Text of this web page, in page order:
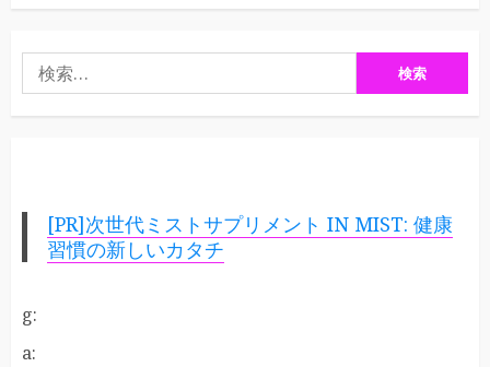
索:
[PR]次世代ミストサプリメント IN MIST: 健康
習慣の新しいカタチ
g:
a: